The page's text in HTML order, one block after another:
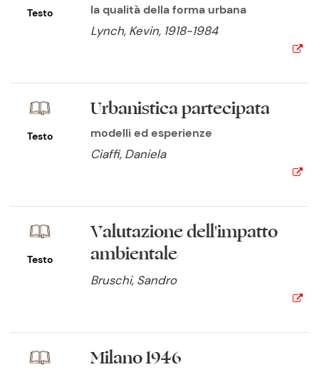
Testo la qualità della forma urbana
Lynch, Kevin, 1918-1984
Testo
Urbanistica partecipata
modelli ed esperienze
Ciaffi, Daniela
Testo
Valutazione dell'impatto
ambientale
Bruschi, Sandro
Milano 1946